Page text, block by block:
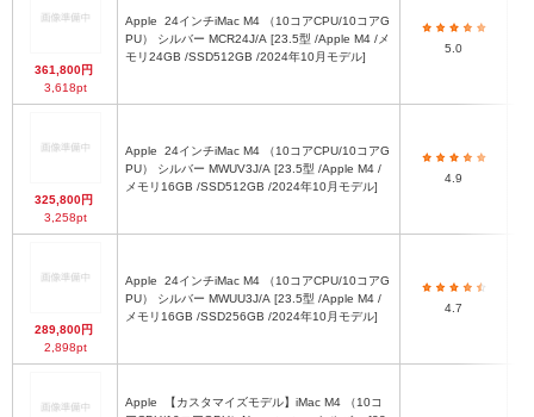
361,800円
3,618pt
Apple
PU） シルバー MCR24J/A [23.5型 /Apple M4 /メ
モリ24GB /SSD512GB /2024年10月モデル]
5.0
325,800円
3,258pt
Apple
PU） シルバー MWUV3J/A [23.5型 /Apple M4 /
メモリ16GB /SSD512GB /2024年10月モデル]
4.9
289,800円
2,898pt
Apple
PU） シルバー MWUU3J/A [23.5型 /Apple M4 /
メモリ16GB /SSD256GB /2024年10月モデル]
4.7
Apple